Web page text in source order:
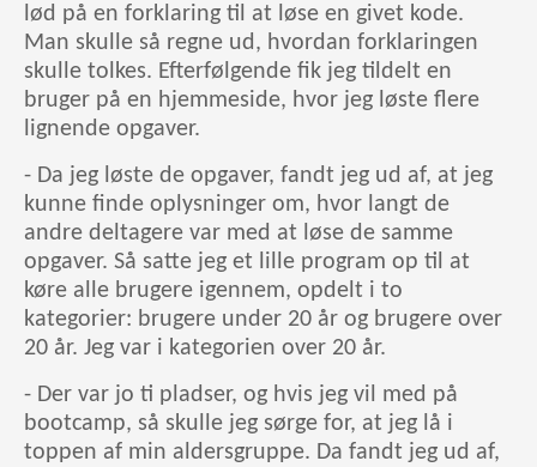
lød på en forklaring til at løse en givet kode.
Man skulle så regne ud, hvordan forklaringen
skulle tolkes. Efterfølgende fik jeg tildelt en
bruger på en hjemmeside, hvor jeg løste flere
lignende opgaver.
- Da jeg løste de opgaver, fandt jeg ud af, at jeg
kunne finde oplysninger om, hvor langt de
andre deltagere var med at løse de samme
opgaver. Så satte jeg et lille program op til at
køre alle brugere igennem, opdelt i to
kategorier: brugere under 20 år og brugere over
20 år. Jeg var i kategorien over 20 år.
- Der var jo ti pladser, og hvis jeg vil med på
bootcamp, så skulle jeg sørge for, at jeg lå i
toppen af min aldersgruppe. Da fandt jeg ud af,